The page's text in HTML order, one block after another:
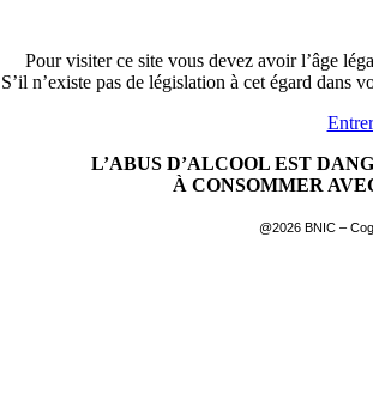
Pour visiter ce site vous devez avoir l’âge
S’il n’existe pas de législation à cet égard dans
Entrer
L’ABUS D’ALCOOL EST
À CONSOMMER
@2026 BNIC –